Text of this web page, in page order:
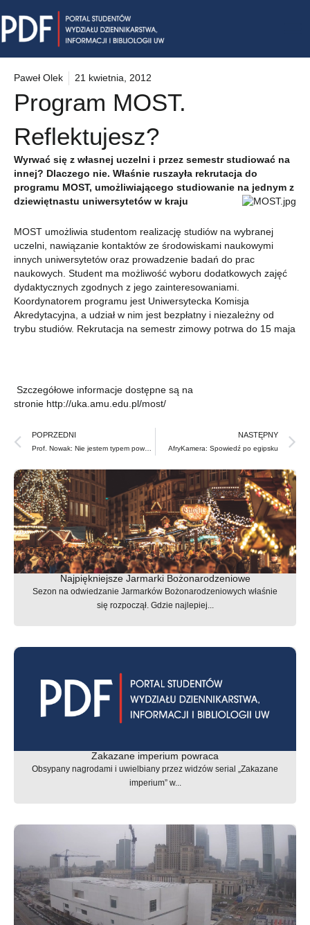
to
content
Paweł Olek 21 kwietnia, 2012
Program MOST.
Reflektujesz?
Wyrwać się z własnej uczelni i przez semestr studiować na
innej? Dlaczego nie. Właśnie ruszayła rekrutacja do
programu MOST, umożliwiającego studiowanie na jednym z
dziewiętnastu uniwersytetów w kraju
MOST umożliwia studentom realizację studiów na wybranej
uczelni, nawiązanie kontaktów ze środowiskami naukowymi
innych uniwersytetów oraz prowadzenie badań do prac
naukowych. Student ma możliwość wyboru dodatkowych zajęć
dydaktycznych zgodnych z jego zainteresowaniami.
Koordynatorem programu jest Uniwersytecka Komisja
Akredytacyjna, a udział w nim jest bezpłatny i niezależny od
trybu studiów. Rekrutacja na semestr zimowy potrwa do 15 maja
Szczegółowe informacje dostępne są na
stronie http://uka.amu.edu.pl/most/
Prev
POPRZEDNI
Prof. Nowak: Nie jestem typem powstańca
NASTĘPNY
AfryKamera: Spowiedź po egipsku
Najpiękniejsze Jarmarki Bożonarodzeniowe
Sezon na odwiedzanie Jarmarków Bożonarodzeniowych właśnie
się rozpoczął. Gdzie najlepiej...
Zakazane imperium powraca
Obsypany nagrodami i uwielbiany przez widzów serial „Zakazane
imperium” w...